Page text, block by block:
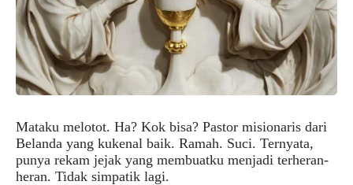
Mataku melotot. Ha? Kok bisa? Pastor misionaris dari
Belanda yang kukenal baik. Ramah. Suci. Ternyata,
punya rekam jejak yang membuatku menjadi terheran-
heran. Tidak simpatik lagi.